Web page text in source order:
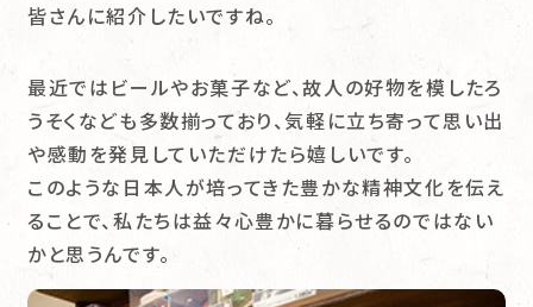
皆さんに紹介したいですね。
最近ではビールやお菓子など、故人の好物を模したろ
うそくなども多数揃っており、気軽に立ち寄って思い出
や感動を発見していただけたら嬉しいです。
このような日本人が培ってきた豊かな精神文化を伝え
ることで、私たちは益々心豊かに暮らせるのではない
かと思うんです。